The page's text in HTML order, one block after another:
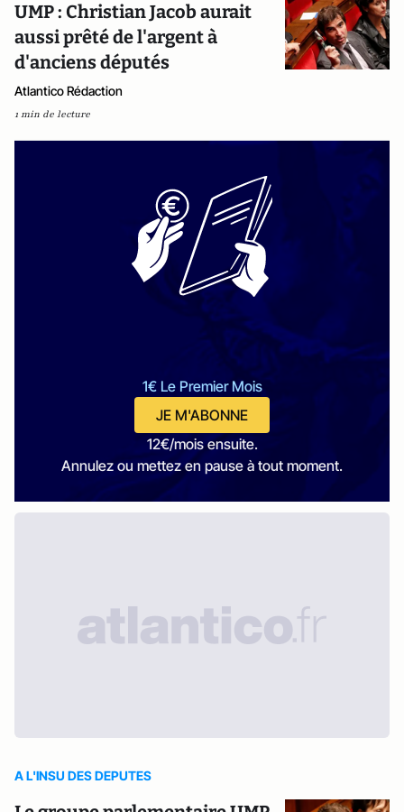
UMP : Christian Jacob aurait
aussi prêté de l'argent à
d'anciens députés
Atlantico Rédaction
1 min de lecture
1€ Le Premier Mois
JE M'ABONNE
12€/mois ensuite.
Annulez ou mettez en pause à tout moment.
A L'INSU DES DEPUTES